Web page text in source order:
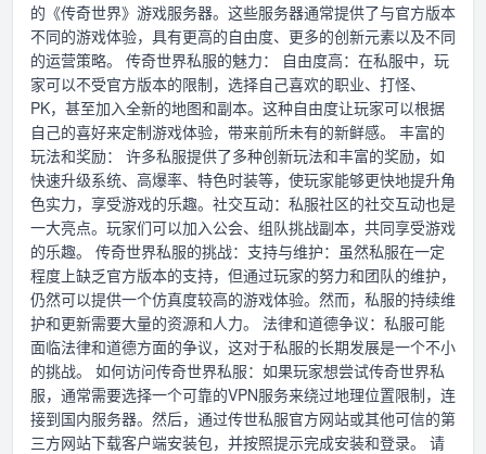
的《传奇世界》游戏服务器。这些服务器通常提供了与官方版本
不同的游戏体验，具有更高的自由度、更多的创新元素以及不同
的运营策略。 传奇世界私服的魅力： 自由度高：在私服中，玩
家可以不受官方版本的限制，选择自己喜欢的职业、打怪、
PK，甚至加入全新的地图和副本。这种自由度让玩家可以根据
自己的喜好来定制游戏体验，带来前所未有的新鲜感。 丰富的
玩法和奖励： 许多私服提供了多种创新玩法和丰富的奖励，如
快速升级系统、高爆率、特色时装等，使玩家能够更快地提升角
色实力，享受游戏的乐趣。社交互动：私服社区的社交互动也是
一大亮点。玩家们可以加入公会、组队挑战副本，共同享受游戏
的乐趣。 传奇世界私服的挑战：支持与维护：虽然私服在一定
程度上缺乏官方版本的支持，但通过玩家的努力和团队的维护，
仍然可以提供一个仿真度较高的游戏体验。然而，私服的持续维
护和更新需要大量的资源和人力。 法律和道德争议：私服可能
面临法律和道德方面的争议，这对于私服的长期发展是一个不小
的挑战。 如何访问传奇世界私服：如果玩家想尝试传奇世界私
服，通常需要选择一个可靠的VPN服务来绕过地理位置限制，连
接到国内服务器。然后，通过传世私服官方网站或其他可信的第
三方网站下载客户端安装包，并按照提示完成安装和登录。 请